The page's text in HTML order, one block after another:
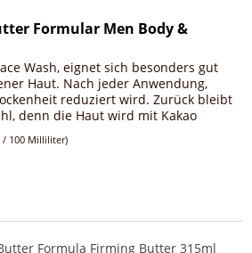
Formular Men Body &
Wash, eignet sich besonders gut
Haut. Nach jeder Anwendung,
reduziert wird. Zurück bleibt
denn die Haut wird mit Kakao
/ 100 Milliliter)